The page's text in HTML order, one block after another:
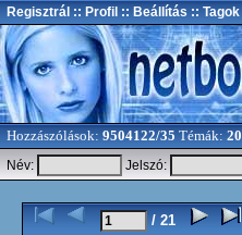
Regisztrál :: Profil :: Beállítás :: Tagok
Hozzászólások: 9504122/35 Témák:
Név:
Jelszó:
/ 21